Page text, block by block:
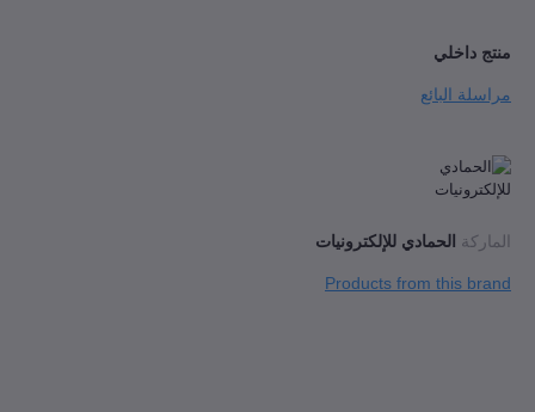
البائع
الحمادي للإلكترونيات
Products from this